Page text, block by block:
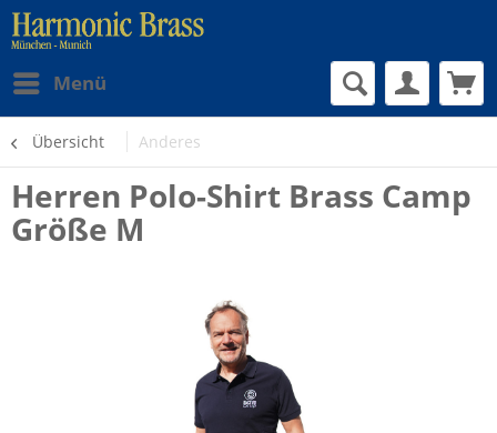
Menü
Übersicht Anderes
Herren Polo-Shirt Brass Camp
Größe M